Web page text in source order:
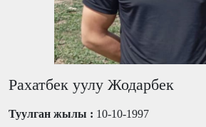
Рахатбек уулу Жодарбек
Туулган жылы : 10-10-1997